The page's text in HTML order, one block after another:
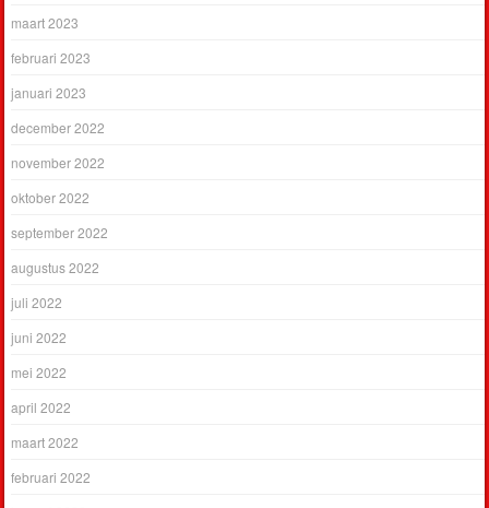
maart 2023
februari 2023
januari 2023
december 2022
november 2022
oktober 2022
september 2022
augustus 2022
juli 2022
juni 2022
mei 2022
april 2022
maart 2022
februari 2022